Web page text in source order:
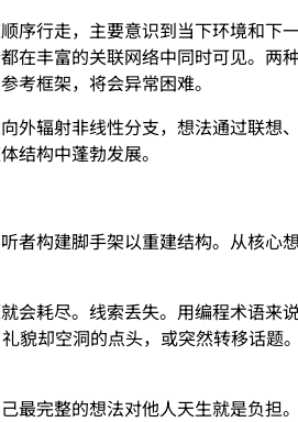
序行走，主要意识到当下环境和下
在丰富的关联网络中同时可见。两
框架，将会异常困难。
辐射非线性分支，想法通过联想
结构中蓬勃发展。
构建脚手架以重建结构。从核心
会耗尽。线索丢失。用编程术语来
却空洞的点头，或突然转移话题
完整的想法对他人天生就是负担。